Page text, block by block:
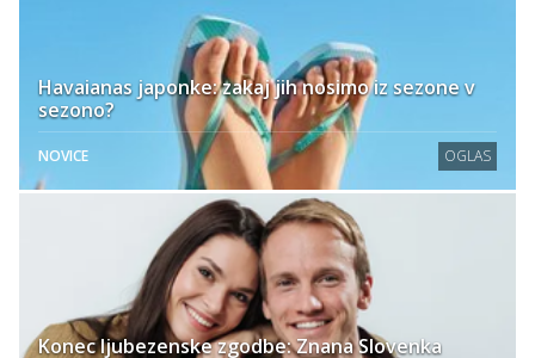
Havaianas japonke: zakaj jih nosimo iz sezone v
sezono?
NOVICE OGLAS
Konec ljubezenske zgodbe: Znana Slovenka